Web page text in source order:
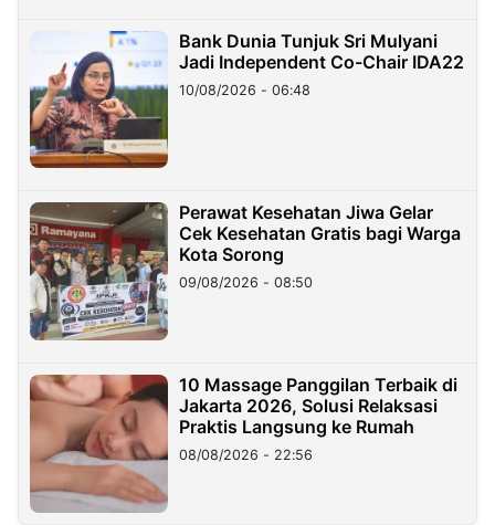
Bank Dunia Tunjuk Sri Mulyani
Jadi Independent Co-Chair IDA22
10/08/2026 - 06:48
Perawat Kesehatan Jiwa Gelar
Cek Kesehatan Gratis bagi Warga
Kota Sorong
09/08/2026 - 08:50
10 Massage Panggilan Terbaik di
Jakarta 2026, Solusi Relaksasi
Praktis Langsung ke Rumah
08/08/2026 - 22:56